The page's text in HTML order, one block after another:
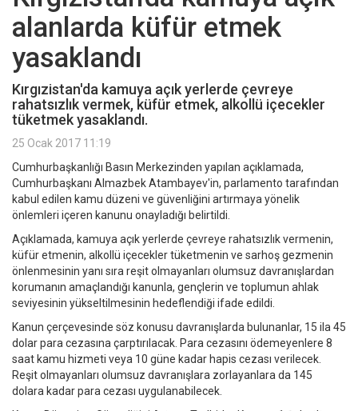
alanlarda küfür etmek
yasaklandı
Kırgızistan'da kamuya açık yerlerde çevreye
rahatsızlık vermek, küfür etmek, alkollü içecekler
tüketmek yasaklandı.
25 Ocak 2017 11:19
Cumhurbaşkanlığı Basın Merkezinden yapılan açıklamada,
Cumhurbaşkanı Almazbek Atambayev'in, parlamento tarafından
kabul edilen kamu düzeni ve güvenliğini artırmaya yönelik
önlemleri içeren kanunu onayladığı belirtildi.
Açıklamada, kamuya açık yerlerde çevreye rahatsızlık vermenin,
küfür etmenin, alkollü içecekler tüketmenin ve sarhoş gezmenin
önlenmesinin yanı sıra reşit olmayanları olumsuz davranışlardan
korumanın amaçlandığı kanunla, gençlerin ve toplumun ahlak
seviyesinin yükseltilmesinin hedeflendiği ifade edildi.
Kanun çerçevesinde söz konusu davranışlarda bulunanlar, 15 ila 45
dolar para cezasına çarptırılacak. Para cezasını ödemeyenlere 8
saat kamu hizmeti veya 10 güne kadar hapis cezası verilecek.
Reşit olmayanları olumsuz davranışlara zorlayanlara da 145
dolara kadar para cezası uygulanabilecek.